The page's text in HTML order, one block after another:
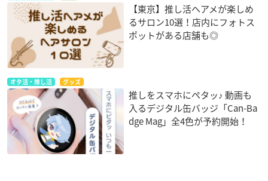
【東京】推し活ヘアメが楽しめ
るサロン10選！店内にフォトス
ポットがある店舗も◎
オタ活・推し活 グッズ
推しをスマホにペタッ♪ 動画も
入るデジタル缶バッジ「Can-Ba
dge Mag」全4色が予約開始！